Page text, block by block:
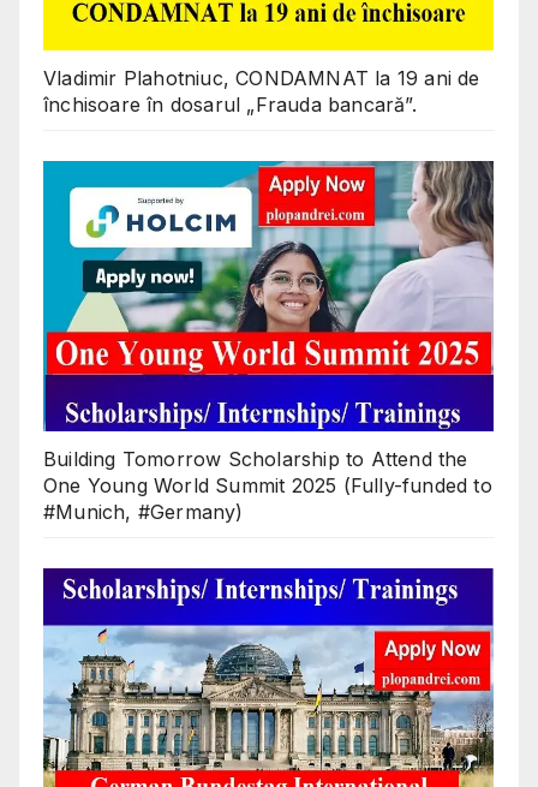
Vladimir Plahotniuc, CONDAMNAT la 19 ani de
închisoare în dosarul „Frauda bancară”.
Building Tomorrow Scholarship to Attend the
One Young World Summit 2025 (Fully-funded to
#Munich, #Germany)